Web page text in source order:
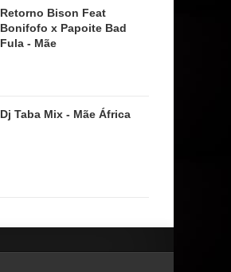
Retorno Bison Feat
Bonifofo x Papoite Bad
Fula - Mãe
Dj Taba Mix - Mãe África